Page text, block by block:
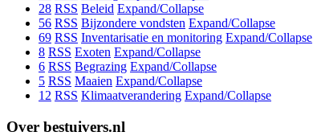
28 RSS Beleid Expand/Collapse
56 RSS Bijzondere vondsten Expand/Collapse
69 RSS Inventarisatie en monitoring Expand/Collapse
8 RSS Exoten Expand/Collapse
6 RSS Begrazing Expand/Collapse
5 RSS Maaien Expand/Collapse
12 RSS Klimaatverandering Expand/Collapse
Over bestuivers.nl